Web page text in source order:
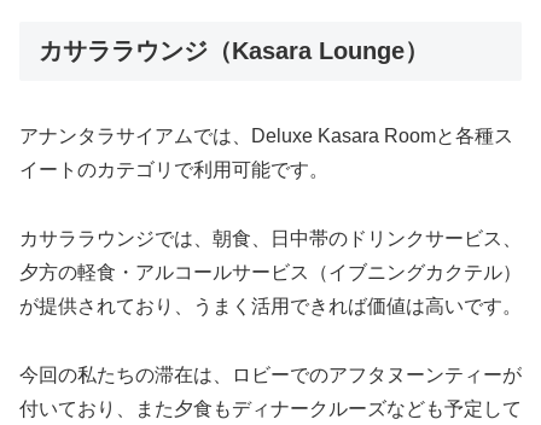
カサララウンジ（Kasara Lounge）
アナンタラサイアムでは、Deluxe Kasara Roomと各種ス
イートのカテゴリで利用可能です。
カサララウンジでは、 朝食、日中帯のドリンクサービス、
夕方の軽食・アルコールサービス（イブニングカクテル）
が提供されており、うまく活用できれば価値は高いです。
今回の私たちの滞在は、ロビーでのアフタヌーンティーが
付いており、また夕食もディナークルーズなども予定して